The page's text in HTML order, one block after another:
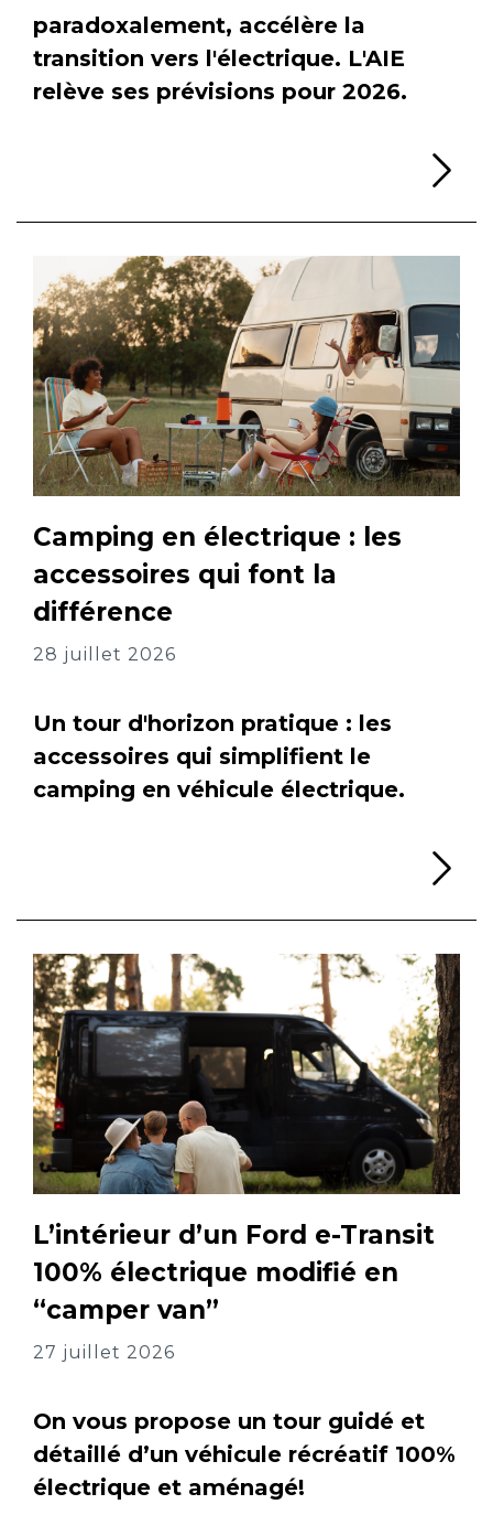
paradoxalement, accélère la
transition vers l'électrique. L'AIE
relève ses prévisions pour 2026.
Camping en électrique : les
accessoires qui font la
différence
28 juillet 2026
Un tour d'horizon pratique : les
accessoires qui simplifient le
camping en véhicule électrique.
L’intérieur d’un Ford e-Transit
100% électrique modifié en
“camper van”
27 juillet 2026
On vous propose un tour guidé et
détaillé d’un véhicule récréatif 100%
électrique et aménagé!